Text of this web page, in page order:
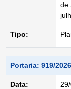
de
Tipo:
Portaria: 919/2026
Data: